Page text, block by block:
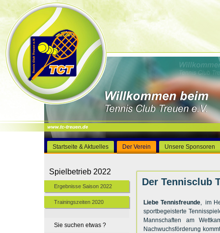
Startseite & Aktuelles Der Verein Unsere Sponsoren
Spielbetrieb 2022
Ergebnisse Saison 2022
Trainingszeiten 2020
Sie suchen etwas ?
Der Tennisclub
Liebe Tennisfreunde, im
sportbegeisterte
Mannschaften am
Nachwuchsförderung